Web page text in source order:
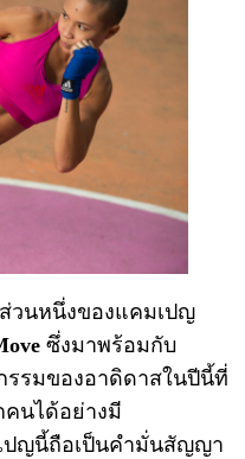
วนหนึ่งของแคมเปญ
ซึ่งมาพร้อมกับ
รมของอาดิดาสในปีนี้ที่
นได้อย่างมี
ปญนี้ถือเป็นคำมั่นสัญญา